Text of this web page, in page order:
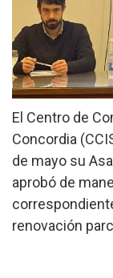
Economía
»
Espectáculos
»
Internacionales
»
Judiciales
»
Política
El Centro de
Concordia
de mayo su
aprobó de
renovación